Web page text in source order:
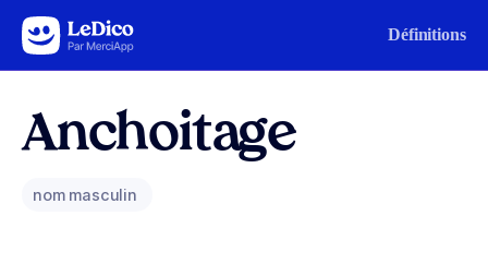
Aller au contenu Définitions
Anchoitage
nom masculin